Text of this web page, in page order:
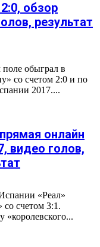
обзор
результат
поле обыграл в
со счетом 2:0 и по
2017....
онлайн
видео голов,
«Реал»
со счетом 3:1.
«королевского...